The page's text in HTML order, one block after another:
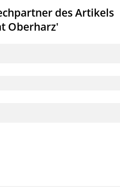
des Artikels
Oberharz'